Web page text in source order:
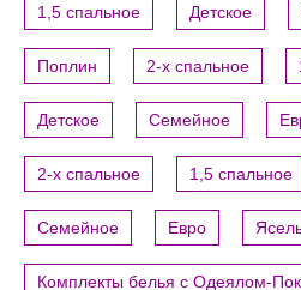
1,5 спальное Детское
Поплин 2-х спальное
Детское Семейное
2-х спальное 1,5 спальное
Семейное Евро
Комплекты белья с Одеялом-